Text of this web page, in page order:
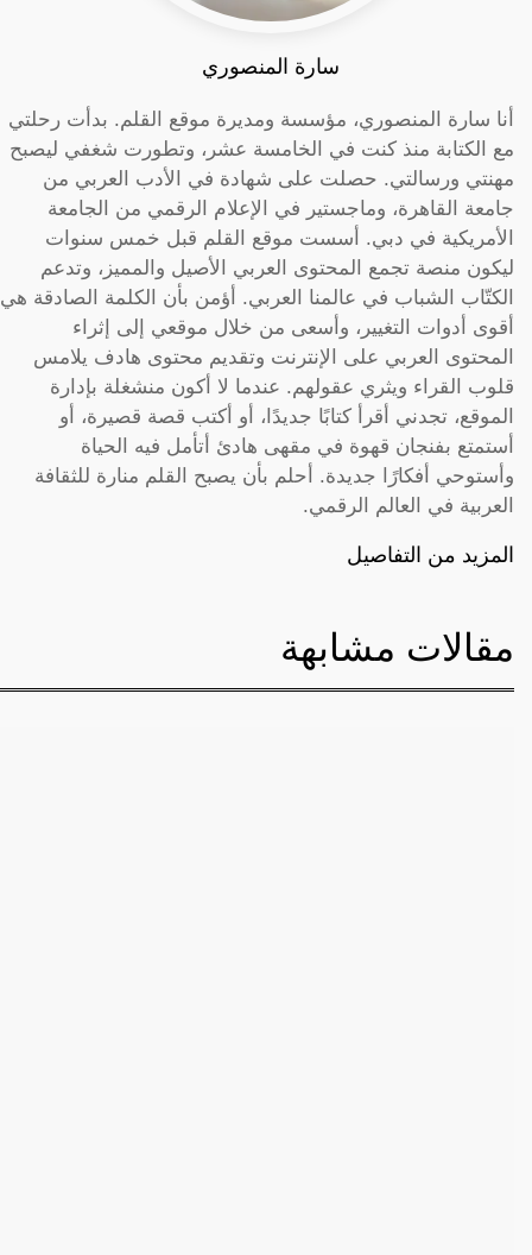
سارة المنصوري
أنا سارة المنصوري، مؤسسة ومديرة موقع القلم. بدأت رحلتي
مع الكتابة منذ كنت في الخامسة عشر، وتطورت شغفي ليصبح
مهنتي ورسالتي. حصلت على شهادة في الأدب العربي من
جامعة القاهرة، وماجستير في الإعلام الرقمي من الجامعة
الأمريكية في دبي. أسست موقع القلم قبل خمس سنوات
ليكون منصة تجمع المحتوى العربي الأصيل والمميز، وتدعم
الكتّاب الشباب في عالمنا العربي. أؤمن بأن الكلمة الصادقة هي
أقوى أدوات التغيير، وأسعى من خلال موقعي إلى إثراء
المحتوى العربي على الإنترنت وتقديم محتوى هادف يلامس
قلوب القراء ويثري عقولهم. عندما لا أكون منشغلة بإدارة
الموقع، تجدني أقرأ كتابًا جديدًا، أو أكتب قصة قصيرة، أو
أستمتع بفنجان قهوة في مقهى هادئ أتأمل فيه الحياة
وأستوحي أفكارًا جديدة. أحلم بأن يصبح القلم منارة للثقافة
العربية في العالم الرقمي.
المزيد من التفاصيل
مقالات مشابهة